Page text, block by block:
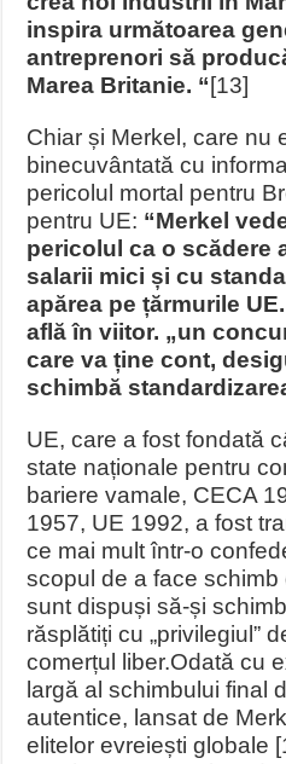
inspira următoarea
antreprenori să
Marea Britanie. “ [13]
Chiar și Merkel, care nu
binecuvântată cu
pericolul mortal pentru
pentru UE: “Merkel
pericolul ca o scădere
salarii mici și cu
apărea pe țărmurile
află în viitor. „un
care va ține cont,
schimbă
UE, care a fost fondată
state naționale pentru
bariere vamale, CECA
1957, UE 1992, a fost
ce mai mult într-o
scopul de a face
sunt dispuși să-și
răsplătiți cu „privilegiul”
comerțul liber.Odată cu
largă al schimbului final
autentice, lansat de
elitelor evreiești globale